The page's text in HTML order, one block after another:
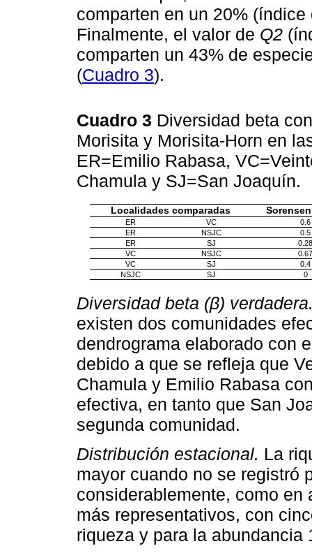
comparten en un 20%
Finalmente, el valor de Q2
comparten un 43% de
(Cuadro 3).
Cuadro 3 Diversidad beta
Morisita y Morisita-Horn en
ER=Emilio Rabasa,
Chamula y SJ=San Joaquín.
Localidades comparadas
ER VC
0.6
ER
NSJC
0.5
ER
SJ
0.28
VC
NSJC
0.67
VC
SJ
0.4
NSJC
SJ 0
Diversidad beta (β)
existen dos comunidades
dendrograma elaborado con
debido a que se refleja que
Chamula y Emilio Rabasa
efectiva, en tanto que San
segunda comunidad.
Distribución estacional. La
mayor cuando no se registró
considerablemente, como
más representativos, con
riqueza y para la